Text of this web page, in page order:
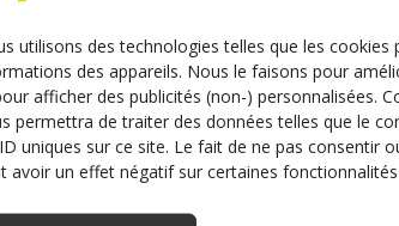
utilisons des technologies telles que les
des appareils. Nous le faisons pour
afficher des publicités (non-) personnalisées.
permettra de traiter des données telles que le
uniques sur ce site. Le fait de ne pas consentir
avoir un effet négatif sur certaines